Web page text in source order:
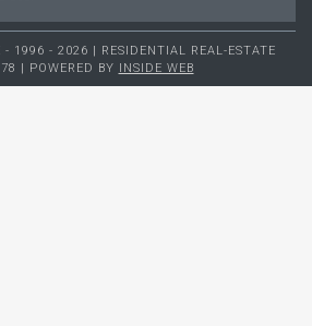
1996 - 2026 | RESIDENTIAL REAL-ESTATE
| POWERED BY
INSIDE WEB